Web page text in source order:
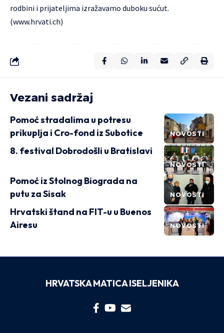
rodbini i prijateljima izražavamo duboku sućut.
(www.hrvati.ch)
Vezani sadržaj
NOVOSTI
Pomoć stradalima u potresu
prikuplja i Cro-fond iz Subotice
NOVOSTI
8. festival Dobrodošli u Bratislavi
NOVOSTI
Pomoć iz Stolnog Biograda na
putu za Sisak
NOVOSTI
Hrvatski štand na FIT-u u Buenos
Airesu
HRVATSKA MATICA ISELJENIKA